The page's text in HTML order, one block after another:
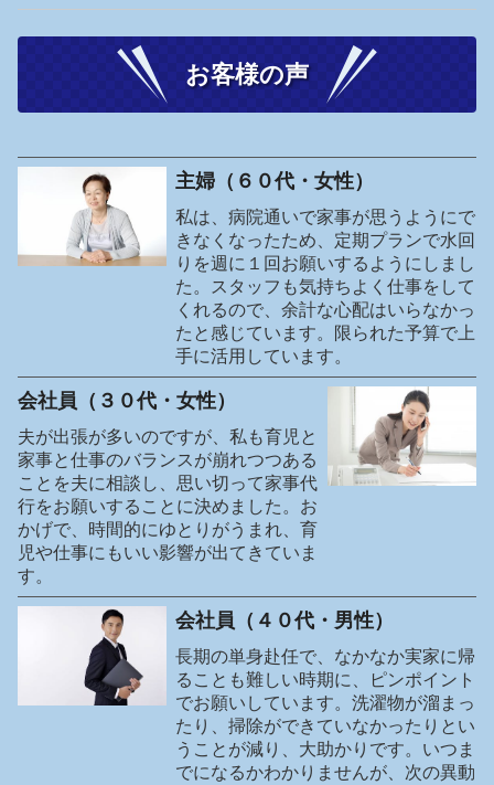
お客様の声
主婦（６０代・女性）
私は、病院通いで家事が思うようにで
きなくなったため、定期プランで水回
りを週に１回お願いするようにしまし
た。スタッフも気持ちよく仕事をして
くれるので、余計な心配はいらなかっ
たと感じています。限られた予算で上
手に活用しています。
会社員（３０代・女性）
夫が出張が多いのですが、私も育児と
家事と仕事のバランスが崩れつつある
ことを夫に相談し、思い切って家事代
行をお願いすることに決めました。お
かげで、時間的にゆとりがうまれ、育
児や仕事にもいい影響が出てきていま
す。
会社員（４０代・男性）
長期の単身赴任で、なかなか実家に帰
ることも難しい時期に、ピンポイント
でお願いしています。洗濯物が溜まっ
たり、掃除ができていなかったりとい
うことが減り、大助かりです。いつま
でになるかわかりませんが、次の異動